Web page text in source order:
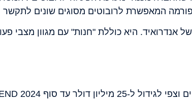
המאפשרת לרובוטים מסוגים שונים לתקשר
היא כוללת "חנות" עם מגוון מצבי